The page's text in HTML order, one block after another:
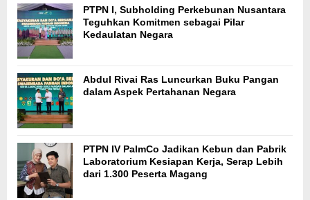
PTPN I, Subholding Perkebunan Nusantara
Teguhkan Komitmen sebagai Pilar
Kedaulatan Negara
Abdul Rivai Ras Luncurkan Buku Pangan
dalam Aspek Pertahanan Negara
PTPN IV PalmCo Jadikan Kebun dan Pabrik
Laboratorium Kesiapan Kerja, Serap Lebih
dari 1.300 Peserta Magang